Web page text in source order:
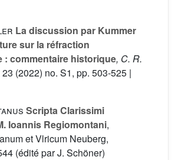
La discussion par Kummer
sur la réfraction
: commentaire historique, C. R.
(2022) no. S1, pp. 503-525 |
Scripta Clarissimi
Ioannis Regiomontani,
et Vlricum Neuberg,
(édité par J. Schöner)